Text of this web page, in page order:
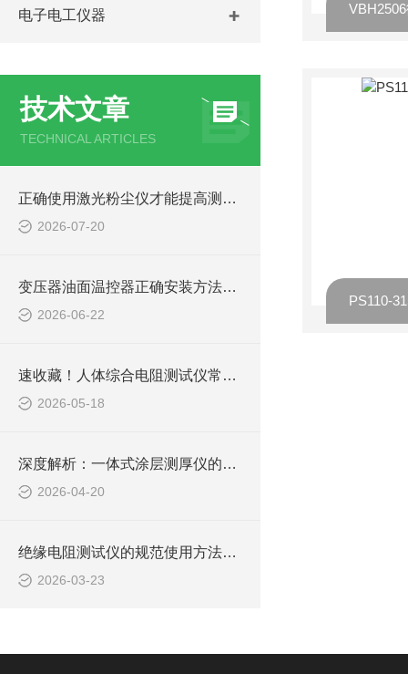
电子电工仪器
技术文章
TECHNICAL ARTICLES
正确使用激光粉尘仪才能提高测量数据的可靠性
2026-07-20
变压器油面温控器正确安装方法及关键要点专业分享
2026-06-22
速收藏！人体综合电阻测试仪常见故障的解决方法分享
2026-05-18
深度解析：一体式涂层测厚仪的正确使用方法全攻略
2026-04-20
绝缘电阻测试仪的规范使用方法详解
2026-03-23
PS110-